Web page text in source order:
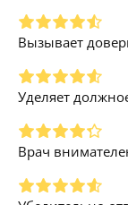
Вызывает
Уделяет
Врач